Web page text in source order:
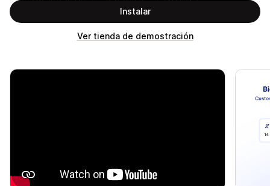
Instalar
Ver tienda de demostración